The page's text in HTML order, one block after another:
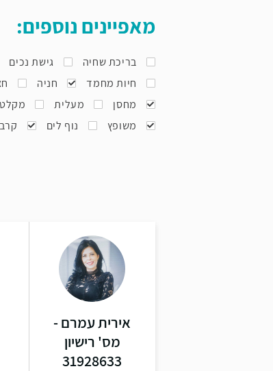
מאפיינים נוספים:
בריכת שחיה גישת נכים
חיות מחמד
חניה
מחסן
מעלית מקלט
משופץ
נוף לים
אירית עמרם -
מס' רישיון
31928633